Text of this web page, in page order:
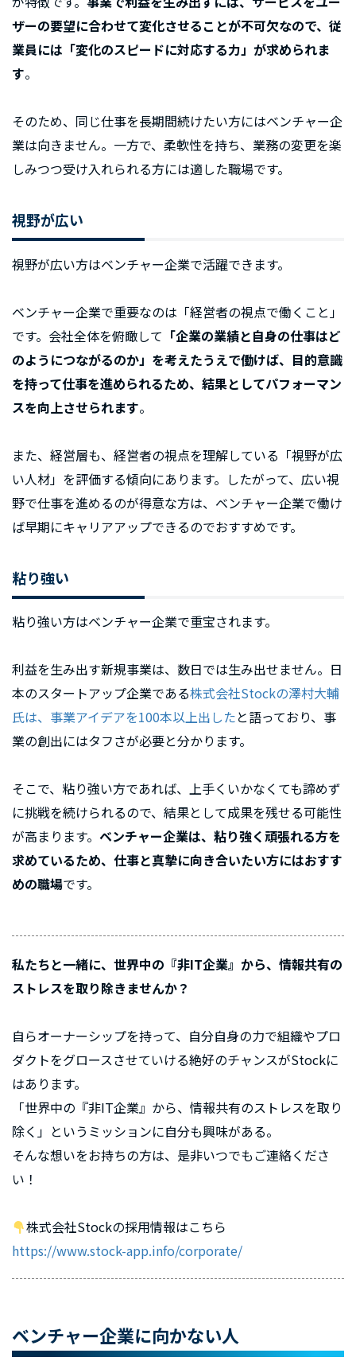
ザーの要望に合わせて変化させることが不可欠なので、従
業員には「変化のスピードに対応する力」が求められま
す。
そのため、同じ仕事を長期間続けたい方にはベンチャー企
業は向きません。一方で、柔軟性を持ち、業務の変更を楽
しみつつ受け入れられる方には適した職場です。
視野が広い
視野が広い方はベンチャー企業で活躍できます。
ベンチャー企業で重要なのは「経営者の視点で働くこと」
です。会社全体を俯瞰して 「企業の業績と自身の仕事はど
のようにつながるのか」を考えたうえで働けば、目的意識
を持って仕事を進められるため、結果としてパフォーマン
スを向上させられます。
また、経営層も、経営者の視点を理解している「視野が広
い人材」を評価する傾向にあります。したがって、広い視
野で仕事を進めるのが得意な方は、ベンチャー企業で働け
ば早期にキャリアアップできるのでおすすめです。
粘り強い
粘り強い方はベンチャー企業で重宝されます。
利益を生み出す新規事業は、数日では生み出せません。日
本のスタートアップ企業である株式会社Stockの澤村大輔
氏は、事業アイデアを100本以上出したと語っており、事
業の創出にはタフさが必要と分かります。
そこで、粘り強い方であれば、上手くいかなくても諦めず
に挑戦を続けられるので、結果として成果を残せる可能性
が高まります。 ベンチャー企業は、粘り強く頑張れる方を
求めているため、仕事と真摯に向き合いたい方にはおすす
めの職場です。
私たちと一緒に、世界中の『非IT企業』から、情報共有の
ストレスを取り除きませんか？
自らオーナーシップを持って、自分自身の力で組織やプロ
ダクトをグロースさせていける絶好のチャンスがStockに
はあります。
「世界中の『非IT企業』から、情報共有のストレスを取り
除く」というミッションに自分も興味がある。
そんな想いをお持ちの方は、是非いつでもご連絡くださ
い！
株式会社Stockの採用情報はこちら
https://www.stock-app.info/corporate/
ベンチャー企業に向かない人